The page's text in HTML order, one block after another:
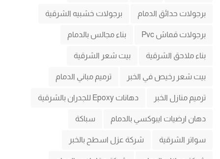
برجولات حدائق الدمام برجولات خشبيه الشرقية
برجولات قماش Pvc بناء مجالس بالدمام
بناء ملاحق الشرقية بيت شعر الشرقية
بيت شعر رخيص في الخبر ترميم مباني الدمام
ترميم منازل الخبر دهانات Epoxy للجدران بالشرقية
دهان ارضيات ايبوكسي بالدمام سباكة
سواتر الشرقية شركة عزل اسطح بالخبر